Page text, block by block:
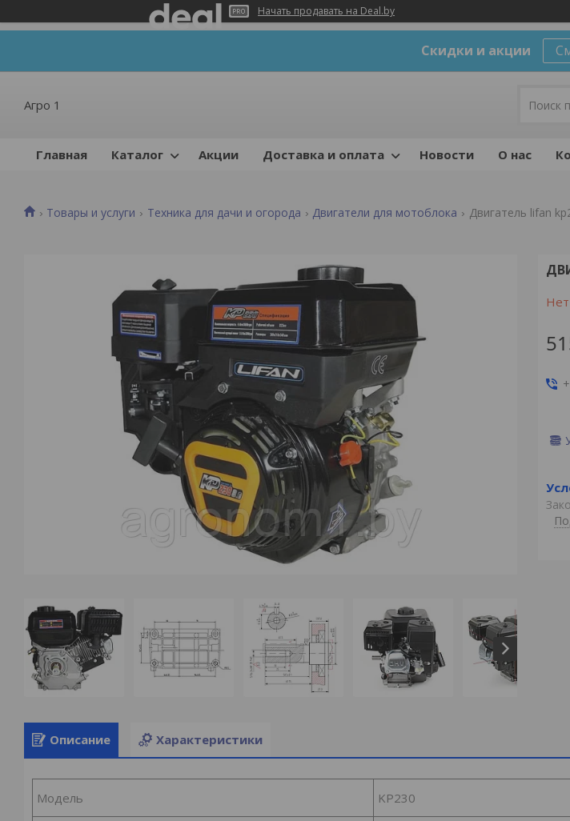
Начать продавать на Deal.by
Скидки и акции
Агро 1
Главная Каталог Акции Доставка и оплата Новости О нас
Товары и услуги Техника для дачи и огорода Двигатели для мотоблока Двигатель lifan
Описание Характеристики
Модель KP230